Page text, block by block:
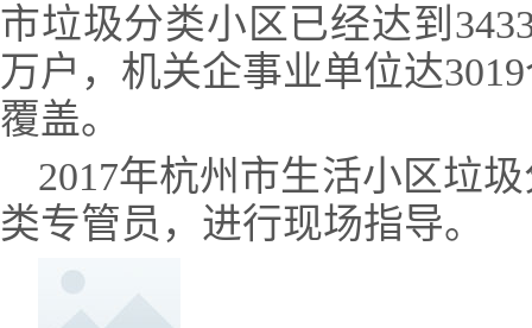
市垃圾分类小区已经达到
万户，机关企事业单位达
覆盖。
2017年杭州市生活小区垃
类专管员，进行现场指导。